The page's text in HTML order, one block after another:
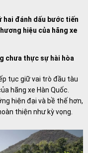
hai đánh dấu bước tiến
hiệu của hãng xe
chưa thực sự hài hòa
tục giữ vai trò đầu tàu
hãng xe Hàn Quốc.
hiện đại và bề thế hơn,
thiện như kỳ vọng.